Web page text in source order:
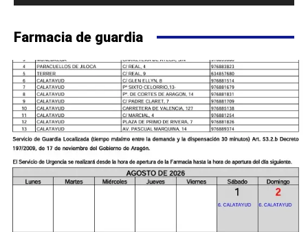
Farmacia de guardia